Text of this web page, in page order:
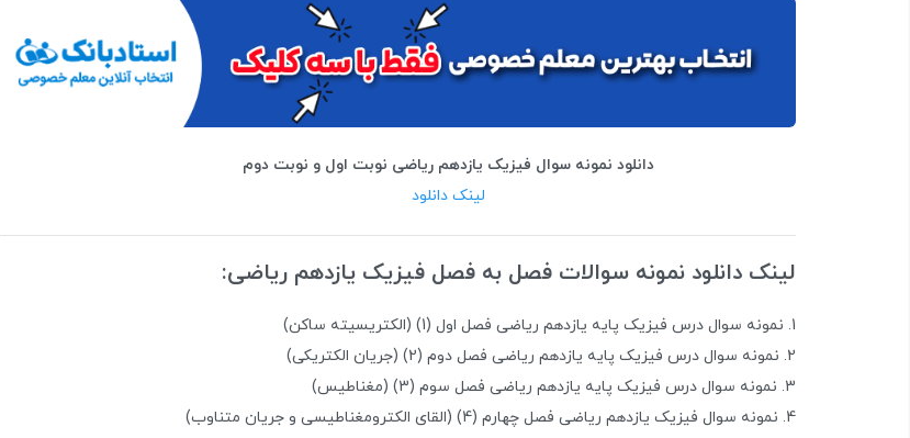
دانلود نمونه سوال فیزیک یازدهم ریاضی نوبت اول و نوبت دوم
لینک دانلود
لینک دانلود نمونه سوالات فصل به فصل فیزیک یازدهم ریاضی:
نمونه سوال درس فیزیک پایه یازدهم ریاضی فصل اول (1) (الکتریسیته ساکن)
نمونه سوال درس فیزیک پایه یازدهم ریاضی فصل دوم (2) (جریان الکتریکی)
نمونه سوال درس فیزیک پایه یازدهم ریاضی فصل سوم (3) (مغناطیس)
نمونه سوال فیزیک یازدهم ریاضی فصل چهارم (4) (القای الکترومغناطیسی و جریان متناوب)